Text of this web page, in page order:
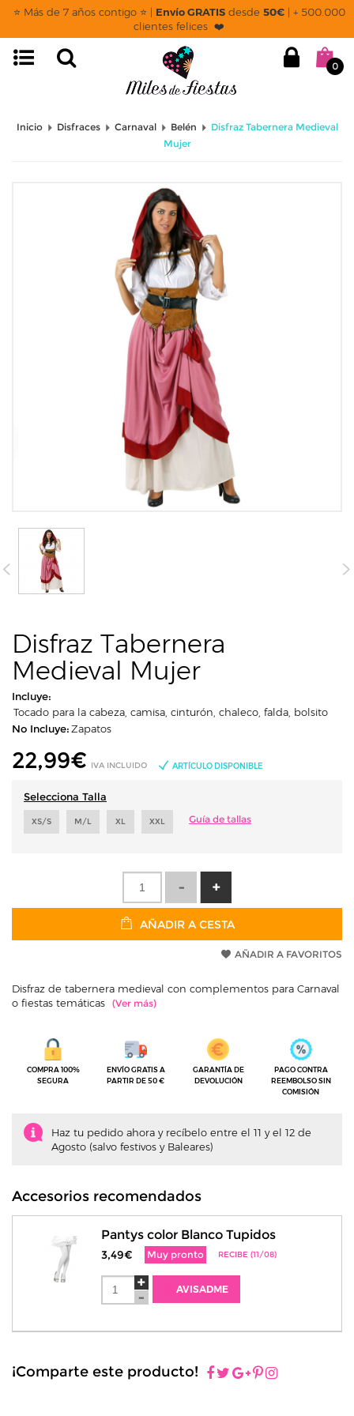
⭐ Más de 7 años contigo ⭐ | Envío GRATISdesde 50€| + 500.000
clientes felices ❤️
0
Inicio Disfraces Carnaval Belén
Disfraz Tabernera Medieval
Mujer
Disfraz Tabernera
Medieval Mujer
Incluye:
Tocado para la cabeza, camisa, cinturón, chaleco, falda, bolsito
No Incluye:Zapatos
22,99€ IVA INCLUIDO ARTÍCULO DISPONIBLE
Selecciona Talla
XS/S M/L XL XXL Guía de tallas
AÑADIR A CESTA
AÑADIR A FAVORITOS
Disfraz de tabernera medieval con complementos para Carnaval
o fiestas temáticas
COMPRA 100%
SEGURA
ENVÍO GRATIS A
PARTIR DE 50 €
GARANTÍA DE
DEVOLUCIÓN
PAGO CONTRA
REEMBOLSO SIN
COMISIÓN
Haz tu pedido ahora y recíbelo entre el 11 y el 12 de
Agosto (salvo festivos y Baleares)
Accesorios recomendados
Pantys color Blanco Tupidos
3,49€ Muy pronto RECIBE (11/08)
AVISADME
¡Comparte este producto!